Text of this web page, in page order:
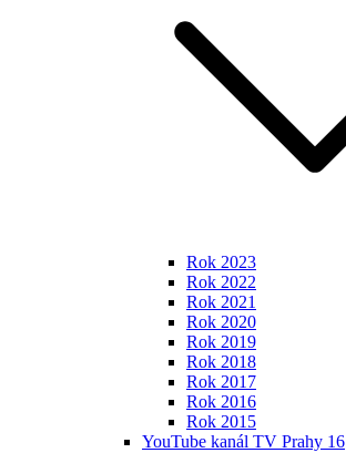
Rok 2023
Rok 2022
Rok 2021
Rok 2020
Rok 2019
Rok 2018
Rok 2017
Rok 2016
Rok 2015
YouTube kanál TV Prahy 16